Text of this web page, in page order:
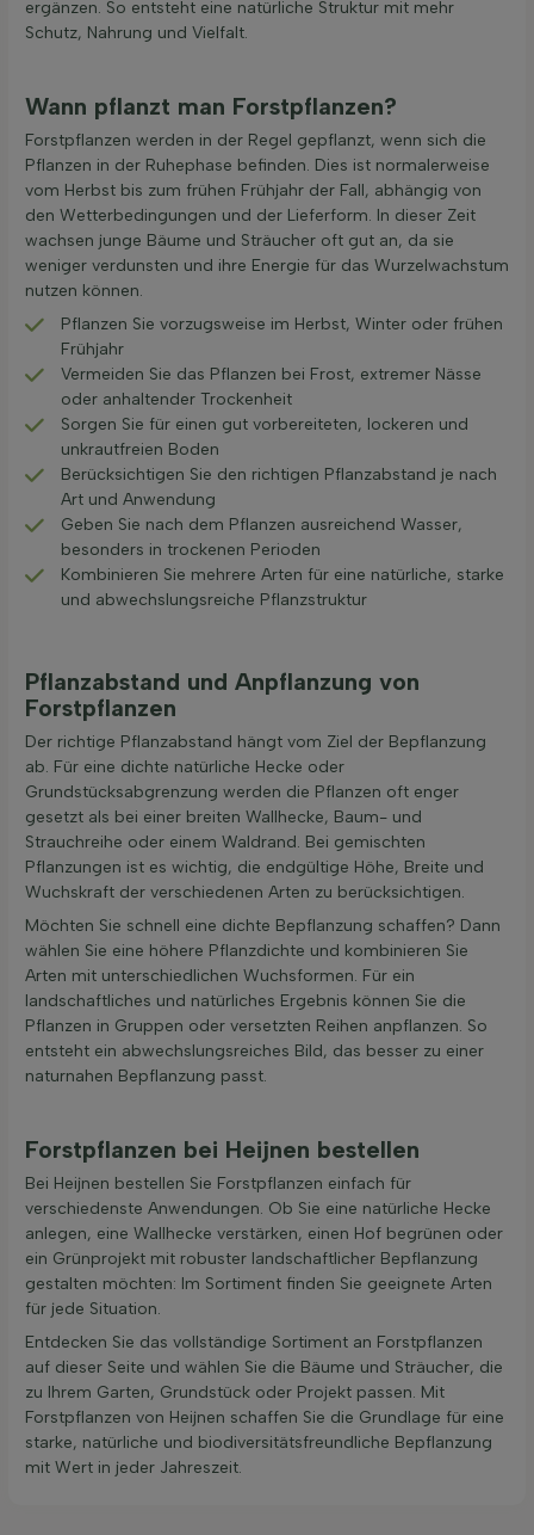
ergänzen. So entsteht eine natürliche Struktur mit mehr
Schutz, Nahrung und Vielfalt.
Wann pflanzt man Forstpflanzen?
Forstpflanzen werden in der Regel gepflanzt, wenn sich die
Pflanzen in der Ruhephase befinden. Dies ist normalerweise
vom Herbst bis zum frühen Frühjahr der Fall, abhängig von
den Wetterbedingungen und der Lieferform. In dieser Zeit
wachsen junge Bäume und Sträucher oft gut an, da sie
weniger verdunsten und ihre Energie für das Wurzelwachstum
nutzen können.
Pflanzen Sie vorzugsweise im Herbst, Winter oder frühen
Frühjahr
Vermeiden Sie das Pflanzen bei Frost, extremer Nässe
oder anhaltender Trockenheit
Sorgen Sie für einen gut vorbereiteten, lockeren und
unkrautfreien Boden
Berücksichtigen Sie den richtigen Pflanzabstand je nach
Art und Anwendung
Geben Sie nach dem Pflanzen ausreichend Wasser,
besonders in trockenen Perioden
Kombinieren Sie mehrere Arten für eine natürliche, starke
und abwechslungsreiche Pflanzstruktur
Pflanzabstand und Anpflanzung von
Forstpflanzen
Der richtige Pflanzabstand hängt vom Ziel der Bepflanzung
ab. Für eine dichte natürliche Hecke oder
Grundstücksabgrenzung werden die Pflanzen oft enger
gesetzt als bei einer breiten Wallhecke, Baum- und
Strauchreihe oder einem Waldrand. Bei gemischten
Pflanzungen ist es wichtig, die endgültige Höhe, Breite und
Wuchskraft der verschiedenen Arten zu berücksichtigen.
Möchten Sie schnell eine dichte Bepflanzung schaffen? Dann
wählen Sie eine höhere Pflanzdichte und kombinieren Sie
Arten mit unterschiedlichen Wuchsformen. Für ein
landschaftliches und natürliches Ergebnis können Sie die
Pflanzen in Gruppen oder versetzten Reihen anpflanzen. So
entsteht ein abwechslungsreiches Bild, das besser zu einer
naturnahen Bepflanzung passt.
Forstpflanzen bei Heijnen bestellen
Bei Heijnen bestellen Sie Forstpflanzen einfach für
verschiedenste Anwendungen. Ob Sie eine natürliche Hecke
anlegen, eine Wallhecke verstärken, einen Hof begrünen oder
ein Grünprojekt mit robuster landschaftlicher Bepflanzung
gestalten möchten: Im Sortiment finden Sie geeignete Arten
für jede Situation.
Entdecken Sie das vollständige Sortiment an Forstpflanzen
auf dieser Seite und wählen Sie die Bäume und Sträucher, die
zu Ihrem Garten, Grundstück oder Projekt passen. Mit
Forstpflanzen von Heijnen schaffen Sie die Grundlage für eine
starke, natürliche und biodiversitätsfreundliche Bepflanzung
mit Wert in jeder Jahreszeit.